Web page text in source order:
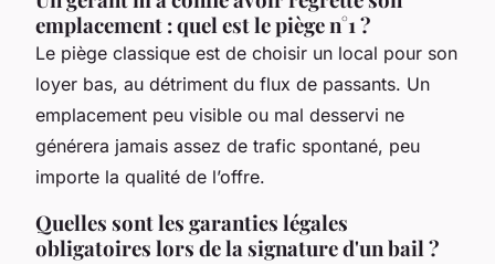
emplacement : quel est le piège n°1 ?
Le piège classique est de choisir un local pour son
loyer bas, au détriment du flux de passants. Un
emplacement peu visible ou mal desservi ne
générera jamais assez de trafic spontané, peu
importe la qualité de l’offre.
Quelles sont les garanties légales
obligatoires lors de la signature d'un bail ?